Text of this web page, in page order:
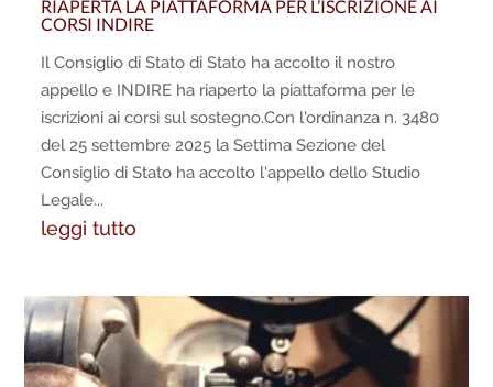
RIAPERTA LA PIATTAFORMA PER L’ISCRIZIONE AI
CORSI INDIRE
Il Consiglio di Stato di Stato ha accolto il nostro
appello e INDIRE ha riaperto la piattaforma per le
iscrizioni ai corsi sul sostegno.Con l'ordinanza n. 3480
del 25 settembre 2025 la Settima Sezione del
Consiglio di Stato ha accolto l'appello dello Studio
Legale...
leggi tutto